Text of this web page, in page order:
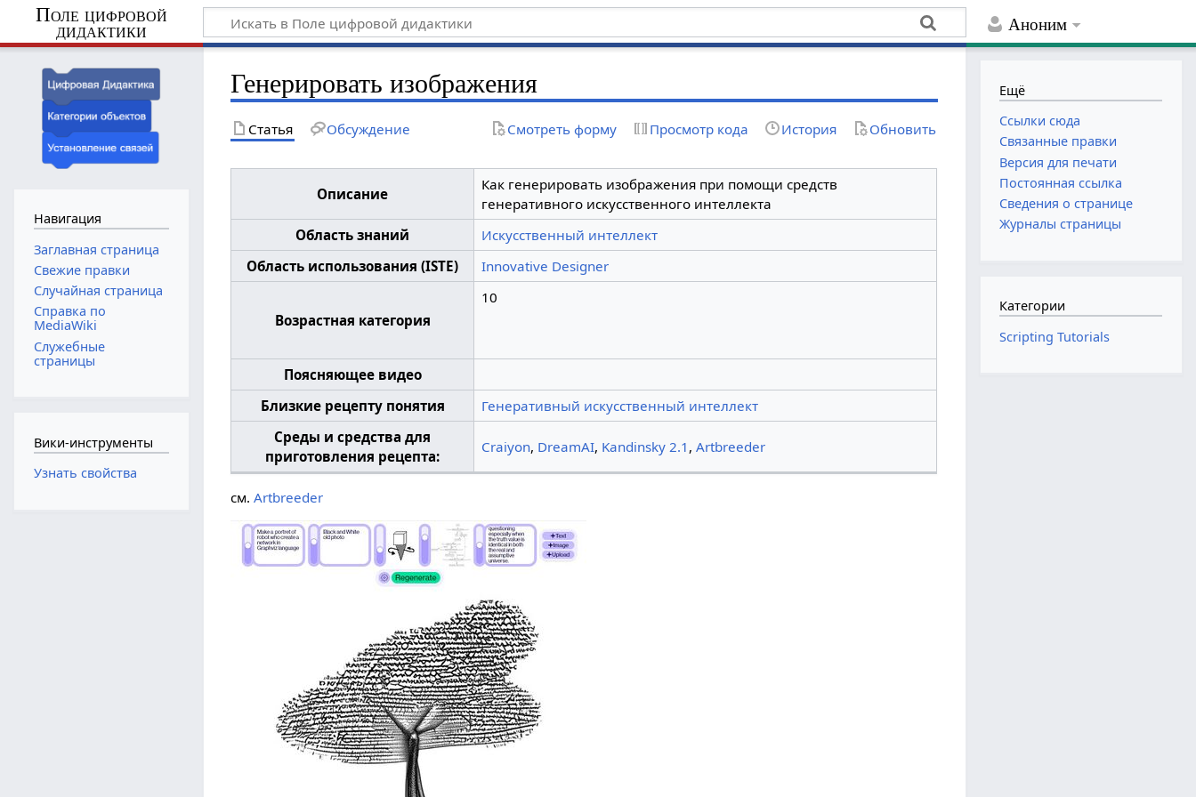
Аноним
Поле цифровой
дидактики
Генерировать изображения
Статья Обсуждение Смотреть форму Просмотр кода История Обновить
Описание
Как генерировать изображения при помощи средств
генеративного искусственного интеллекта
Область знаний
Искусственный интеллект
Область использования (ISTE)
Innovative Designer
Возрастная категория
10
Поясняющее видео
Близкие рецепту понятия
Генеративный искусственный интеллект
Среды и средства для
приготовления рецепта:
Craiyon, DreamAI, Kandinsky 2.1 , Artbreeder
см.Artbreeder
Навигация
Заглавная страница
Свежие правки
Случайная страница
Справка по
MediaWiki
Служебные
страницы
Вики-инструменты
Узнать свойства
Ещё
Ссылки сюда
Связанные правки
Версия для печати
Постоянная ссылка
Сведения о странице
Журналы страницы
Категории
Scripting Tutorials